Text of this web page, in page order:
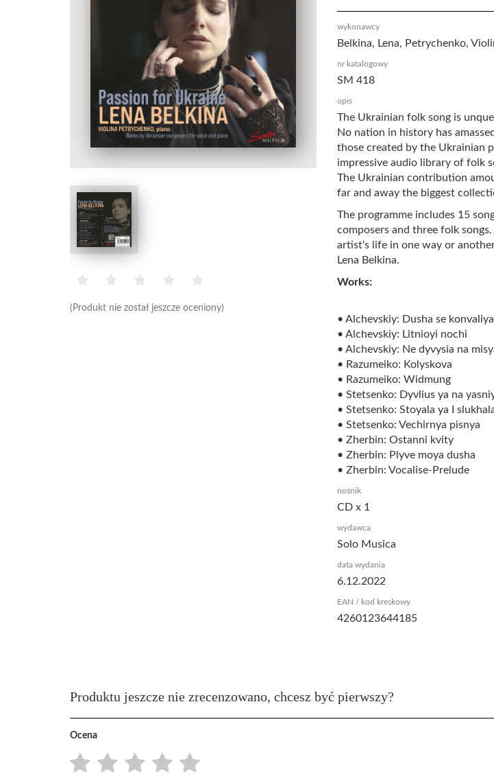
(Produkt nie został jeszcze oceniony)
wykonawcy
Belkina, Lena, Petrychenko,
nr katalogowy
SM 418
opis
The Ukrainian folk song is
No nation in history has
those created by the Ukrainian
impressive audio library of folk
The Ukrainian contribution
far and away the biggest
The programme includes 15
composers and three folk
artist's life in one way or
Lena Belkina.
Works:
• Alchevskiy: Dusha se
• Alchevskiy: Litnioyi nochi
• Alchevskiy: Ne dyvysia na
• Razumeiko: Kolyskova
• Razumeiko: Widmung
• Stetsenko: Dyvlius ya na
• Stetsenko: Stoyala ya I
• Stetsenko: Vechirnya pisnya
• Zherbin: Ostanni kvity
• Zherbin: Plyve moya dusha
• Zherbin: Vocalise-Prelude
nośnik
CD x 1
wydawca
Solo Musica
data wydania
6.12.2022
EAN / kod kreskowy
4260123644185
Produktu jeszcze nie zrecenzowano, chcesz być pierwszy?
Ocena